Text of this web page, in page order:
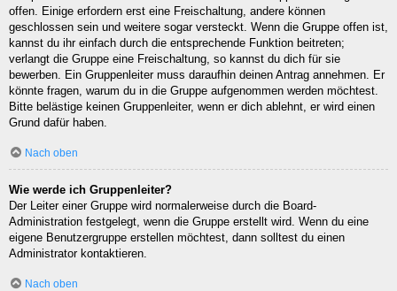
offen. Einige erfordern erst eine Freischaltung, andere können
geschlossen sein und weitere sogar versteckt. Wenn die Gruppe offen ist,
kannst du ihr einfach durch die entsprechende Funktion beitreten;
verlangt die Gruppe eine Freischaltung, so kannst du dich für sie
bewerben. Ein Gruppenleiter muss daraufhin deinen Antrag annehmen. Er
könnte fragen, warum du in die Gruppe aufgenommen werden möchtest.
Bitte belästige keinen Gruppenleiter, wenn er dich ablehnt, er wird einen
Grund dafür haben.
Nach oben
Wie werde ich Gruppenleiter?
Der Leiter einer Gruppe wird normalerweise durch die Board-
Administration festgelegt, wenn die Gruppe erstellt wird. Wenn du eine
eigene Benutzergruppe erstellen möchtest, dann solltest du einen
Administrator kontaktieren.
Nach oben